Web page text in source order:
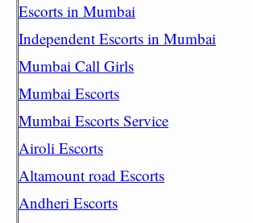
Escorts in Mumbai
Independent Escorts in Mumbai
Mumbai Call Girls
Mumbai Escorts
Mumbai Escorts Service
Airoli Escorts
Altamount road Escorts
Andheri Escorts